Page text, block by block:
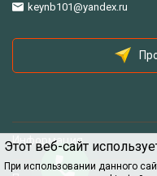
Этот веб-сайт
При использовании данного
keynb101@yandex.ru
Информация